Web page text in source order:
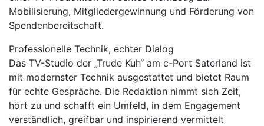
Mobilisierung, Mitgliedergewinnung und Förderung von
Spendenbereitschaft.
Professionelle Technik, echter Dialog
Das TV-Studio der „Trude Kuh“ am c-Port Saterland ist
mit modernster Technik ausgestattet und bietet Raum
für echte Gespräche. Die Redaktion nimmt sich Zeit,
hört zu und schafft ein Umfeld, in dem Engagement
verständlich, greifbar und inspirierend vermittelt